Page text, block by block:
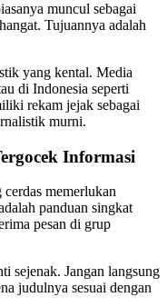
muncul sebagai
Tujuannya adalah
yang kental. Media
di Indonesia seperti
rekam jejak sebagai
murni.
Informasi
memerlukan
panduan singkat
pesan di grup
sejenak. Jangan langsung
judulnya sesuai dengan